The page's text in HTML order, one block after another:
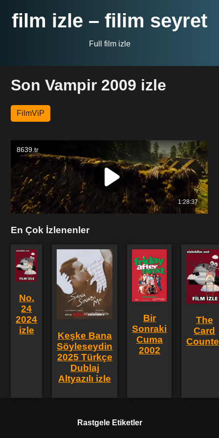
film izle – filim seyret
Full film izle
Son Vampir 2009 izle
FilmViP
En Çok İzlenenler
No.
24
2024
izle
Keşke Bana
Söyleseydin
2025 Türkçe
Dublaj
Altyazılı izle
Bir
Sonraki
Cuma
2002
The
Card
Rastgele Etiketler